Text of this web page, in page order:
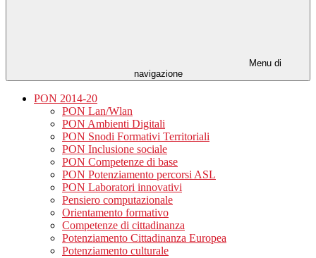
Menu di
navigazione
PON 2014-20
PON Lan/Wlan
PON Ambienti Digitali
PON Snodi Formativi Territoriali
PON Inclusione sociale
PON Competenze di base
PON Potenziamento percorsi ASL
PON Laboratori innovativi
Pensiero computazionale
Orientamento formativo
Competenze di cittadinanza
Potenziamento Cittadinanza Europea
Potenziamento culturale